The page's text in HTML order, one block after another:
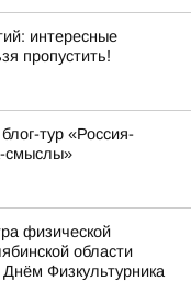
интересные
пропустить!
тур «Россия-
смыслы»
физической
области
Физкультурника